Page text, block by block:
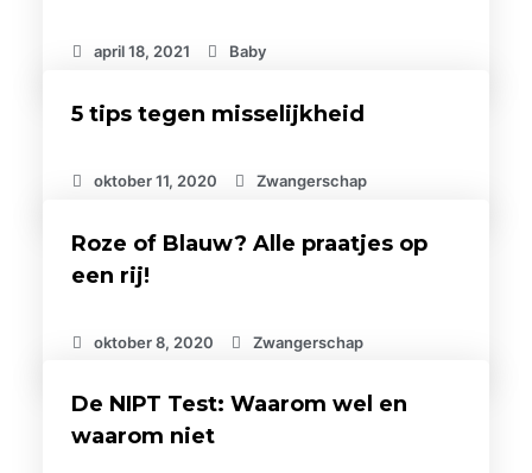
april 18, 2021 Baby
5 tips tegen misselijkheid
oktober 11, 2020 Zwangerschap
Roze of Blauw? Alle praatjes op
een rij!
oktober 8, 2020 Zwangerschap
De NIPT Test: Waarom wel en
waarom niet